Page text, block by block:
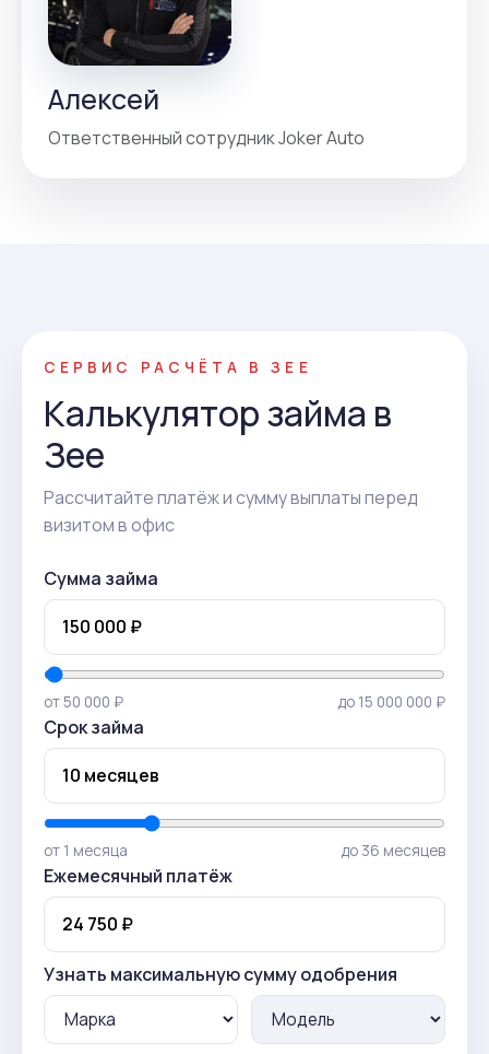
Алексей
Ответственный сотрудник Joker Auto
СЕРВИС РАСЧЁТА В ЗЕЕ
Калькулятор займа в
Зее
Рассчитайте платёж и сумму выплаты перед
визитом в офис
Сумма займа
от 50 000 ₽ до 15 000 000 ₽
Срок займа
от 1 месяца до 36 месяцев
Ежемесячный платёж
Узнать максимальную сумму одобрения